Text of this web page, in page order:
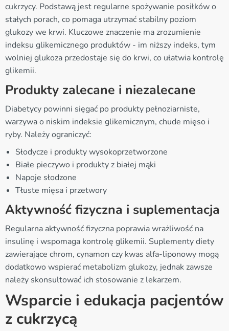
cukrzycy. Podstawą jest regularne spożywanie posiłków o
stałych porach, co pomaga utrzymać stabilny poziom
glukozy we krwi. Kluczowe znaczenie ma zrozumienie
indeksu glikemicznego produktów - im niższy indeks, tym
wolniej glukoza przedostaje się do krwi, co ułatwia kontrolę
glikemii.
Produkty zalecane i niezalecane
Diabetycy powinni sięgać po produkty pełnoziarniste,
warzywa o niskim indeksie glikemicznym, chude mięso i
ryby. Należy ograniczyć:
Słodycze i produkty wysokoprzetworzone
Białe pieczywo i produkty z białej mąki
Napoje słodzone
Tłuste mięsa i przetwory
Aktywność fizyczna i suplementacja
Regularna aktywność fizyczna poprawia wrażliwość na
insulinę i wspomaga kontrolę glikemii. Suplementy diety
zawierające chrom, cynamon czy kwas alfa-liponowy mogą
dodatkowo wspierać metabolizm glukozy, jednak zawsze
należy skonsultować ich stosowanie z lekarzem.
Wsparcie i edukacja pacjentów
z cukrzycą